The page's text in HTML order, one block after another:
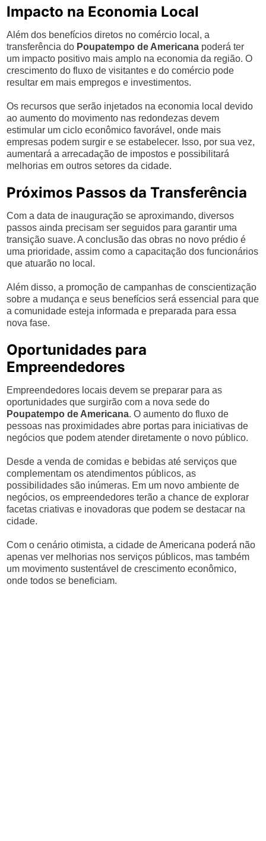
Impacto na Economia Local
Além dos benefícios diretos no comércio local, a
transferência do Poupatempo de Americana poderá ter
um impacto positivo mais amplo na economia da região. O
crescimento do fluxo de visitantes e do comércio pode
resultar em mais empregos e investimentos.
Os recursos que serão injetados na economia local devido
ao aumento do movimento nas redondezas devem
estimular um ciclo econômico favorável, onde mais
empresas podem surgir e se estabelecer. Isso, por sua vez,
aumentará a arrecadação de impostos e possibilitará
melhorias em outros setores da cidade.
Próximos Passos da Transferência
Com a data de inauguração se aproximando, diversos
passos ainda precisam ser seguidos para garantir uma
transição suave. A conclusão das obras no novo prédio é
uma prioridade, assim como a capacitação dos funcionários
que atuarão no local.
Além disso, a promoção de campanhas de conscientização
sobre a mudança e seus benefícios será essencial para que
a comunidade esteja informada e preparada para essa
nova fase.
Oportunidades para
Empreendedores
Empreendedores locais devem se preparar para as
oportunidades que surgirão com a nova sede do
Poupatempo de Americana. O aumento do fluxo de
pessoas nas proximidades abre portas para iniciativas de
negócios que podem atender diretamente o novo público.
Desde a venda de comidas e bebidas até serviços que
complementam os atendimentos públicos, as
possibilidades são inúmeras. Em um novo ambiente de
negócios, os empreendedores terão a chance de explorar
facetas criativas e inovadoras que podem se destacar na
cidade.
Com o cenário otimista, a cidade de Americana poderá não
apenas ver melhorias nos serviços públicos, mas também
um movimento sustentável de crescimento econômico,
onde todos se beneficiam.